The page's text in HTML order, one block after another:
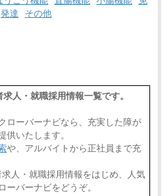
発達 その他
人・就職採用情報一覧です。
ローバーナビなら、充実した障が
供いたします。
や、アルバイトから正社員まで充
人・就職採用情報をはじめ、人気
ーバーナビをどうぞ。